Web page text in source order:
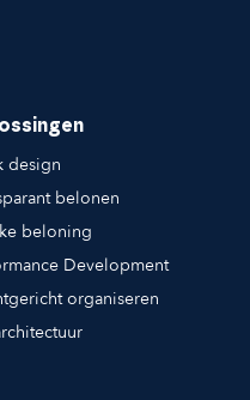
design
belonen
beloning
Development
organiseren